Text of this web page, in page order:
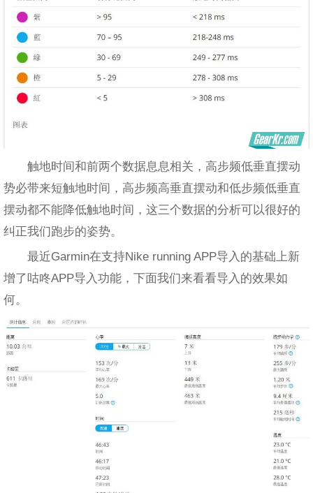
触地时间和前两个数据息息相关，高步频低垂直摆动
势必带来短触地时间，高步频高垂直摆动和低步频低垂直
摆动都不能降低触地时间，这三个数据的分析可以很好的
纠正我们跑步的姿势。
最近Garmin在支持Nike running APP导入的基础上新
增了咕咚APP导入功能，下面我们来看看导入的效果如
何。